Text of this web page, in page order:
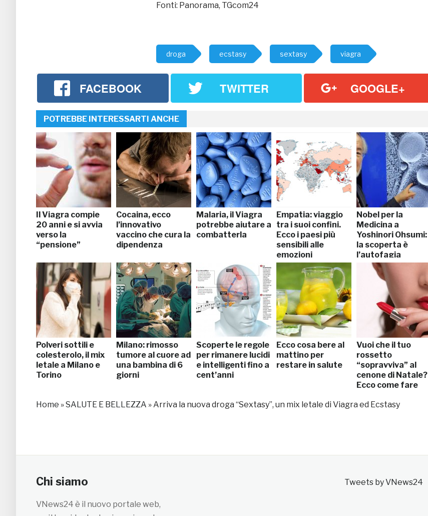
Fonti: Panorama, TGcom24
droga ecstasy sextasy viagra
FACEBOOK TWITTER GOOGLE+
POTREBBE INTERESSARTI ANCHE
Il Viagra compie
20 anni e si avvia
verso la
“pensione”
Cocaina, ecco
l’innovativo
vaccino che cura la
dipendenza
Malaria, il Viagra
potrebbe aiutare a
combatterla
Empatia: viaggio
tra i suoi confini.
Ecco i paesi più
sensibili alle
emozioni
Nobel per la
Medicina a
Yoshinori Ohsumi:
la scoperta è
l’autofagia
Polveri sottili e
colesterolo, il mix
letale a Milano e
Torino
Milano: rimosso
tumore al cuore ad
una bambina di 6
giorni
Scoperte le regole
per rimanere lucidi
e intelligenti fino a
cent’anni
Ecco cosa bere al
mattino per
restare in salute
Vuoi che il tuo
rossetto
“sopravviva” al
cenone di Natale?
Ecco come fare
Home »SALUTE E BELLEZZA »Arriva la nuova droga “Sextasy”, un mix letale di Viagra ed Ecstasy
Chi siamo
VNews24 è il nuovo portale web,
Tweets by VNews24